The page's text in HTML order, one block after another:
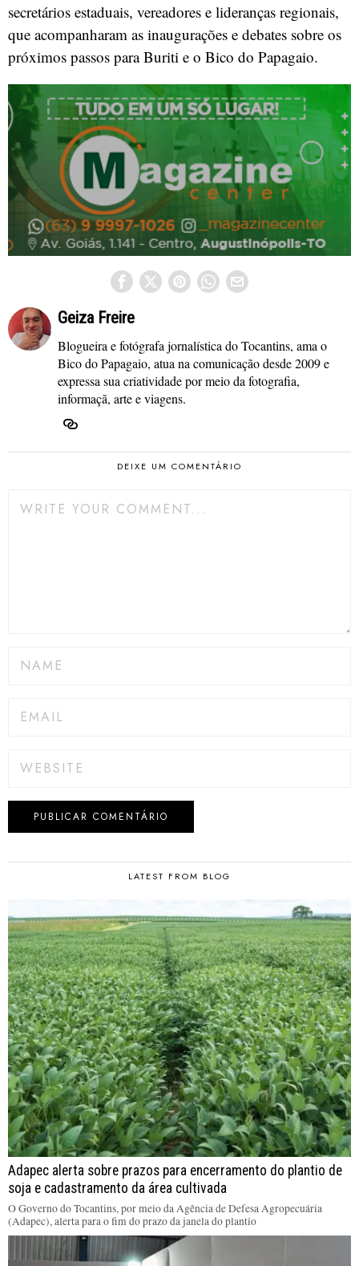
secretários estaduais, vereadores e lideranças regionais,
que acompanharam as inaugurações e debates sobre os
próximos passos para Buriti e o Bico do Papagaio.
Geiza Freire
Blogueira e fotógrafa jornalística do Tocantins, ama o
Bico do Papagaio, atua na comunicação desde 2009 e
expressa sua criatividade por meio da fotografia,
informaçã, arte e viagens.
DEIXE UM COMENTÁRIO
LATEST FROM BLOG
Adapec alerta sobre prazos para encerramento do plantio de
soja e cadastramento da área cultivada
O Governo do Tocantins, por meio da Agência de Defesa Agropecuária
(Adapec), alerta para o fim do prazo da janela do plantio